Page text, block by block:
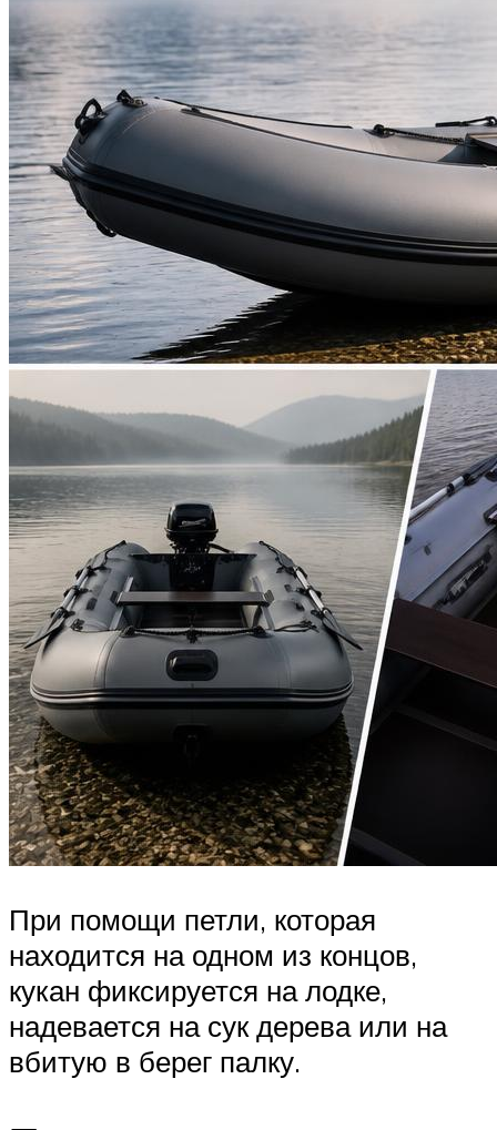
При помощи петли, которая
находится на одном из концов,
кукан фиксируется на лодке,
надевается на сук дерева или на
вбитую в берег палку.